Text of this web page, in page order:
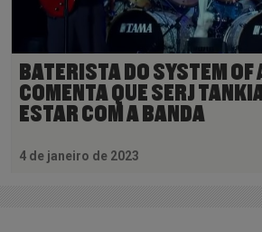
BATERISTA DO SYSTEM OF
COMENTA QUE SERJ
ESTAR COM A BANDA
4 de janeiro de 2023